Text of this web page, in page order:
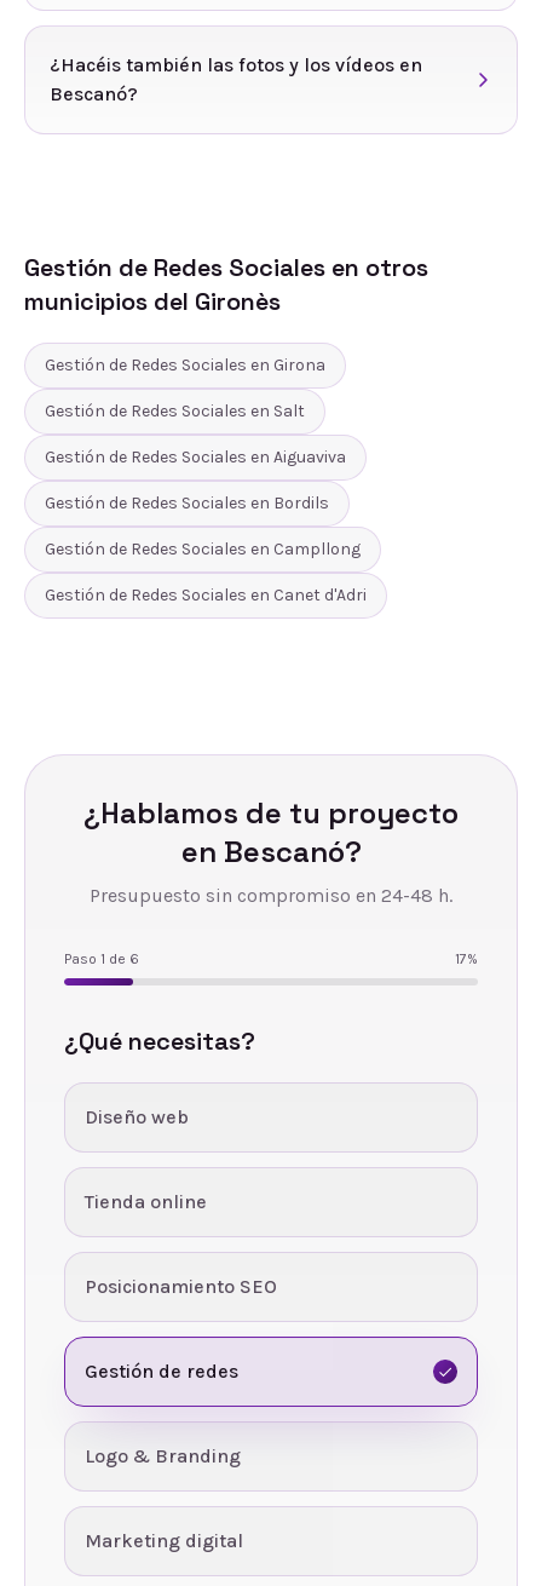
¿Hacéis también las fotos y los vídeos en
Bescanó?
Gestión de Redes Sociales en otros
municipios del Gironès
Gestión de Redes Sociales en Girona
Gestión de Redes Sociales en Salt
Gestión de Redes Sociales en Aiguaviva
Gestión de Redes Sociales en Bordils
Gestión de Redes Sociales en Campllong
Gestión de Redes Sociales en Canet d'Adri
¿Hablamos de tu proyecto
en Bescanó?
Presupuesto sin compromiso en 24-48 h.
Paso 1 de 6 17%
¿Qué necesitas?
Diseño web
Tienda online
Posicionamiento SEO
Gestión de redes
Logo & Branding
Marketing digital